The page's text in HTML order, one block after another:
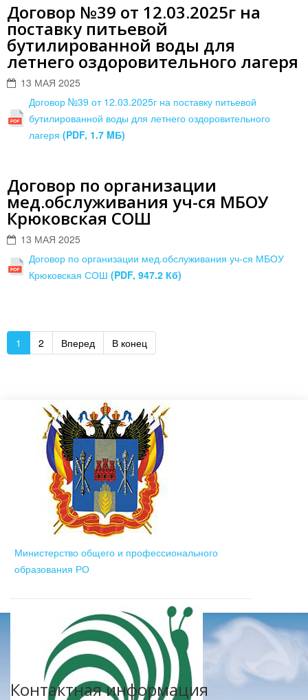
Договор №39 от 12.03.2025г на
поставку питьевой
бутилированной воды для
летнего оздоровительного лагеря
13 МАЯ 2025
Договор №39 от 12.03.2025г на поставку питьевой
бутилированной воды для летнего оздоровительного
лагеря (PDF, 1.7 MБ)
Договор по организации
мед.обслуживания уч-ся МБОУ
Крюковская СОШ
13 МАЯ 2025
Договор по организации мед.обслуживания уч-ся МБОУ
Крюковская СОШ (PDF, 947.2 Кб)
1 2 Вперед В конец
Министерство общего и профессионального
образования РО
Контактная информация